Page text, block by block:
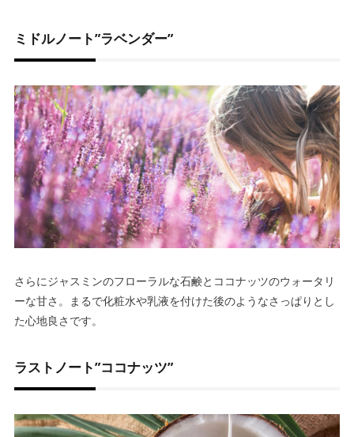
ミドルノート”ラベンダー”
さらにジャスミンのフローラルな石鹸とココナッツのウォータリ
ーな甘さ。まるで化粧水や乳液を付けた後のようなさっぱりとし
た心地良さです。
ラストノート”ココナッツ”